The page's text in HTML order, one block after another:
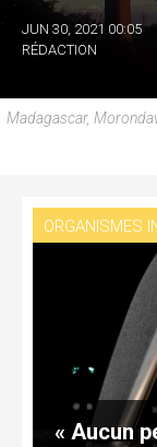
JUN 30, 2021 00:05
RÉDACTION
Madagascar,
ORGANISMES
« Aucun